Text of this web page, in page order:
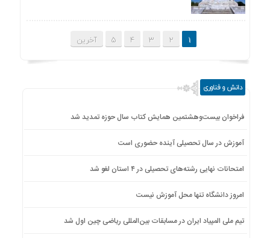
1
2
3
4
5 آخرین
دانش و فناوری
فراخوان بیست‌وهشتمین همایش کتاب سال حوزه تمدید شد
آموزش در سال تحصیلی آینده حضوری است
امتحانات نهایی رشته‌های تحصیلی در ۴ استان لغو شد
امروز دانشگاه تنها محل آموزش نیست
تیم ملی المپیاد ایران در مسابقات بین‌المللی ریاضی چین اول شد